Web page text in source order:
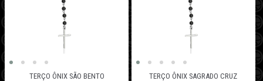
TERÇO ÔNIX SÃO BENTO
TERÇO ÔNIX SAGRADO CRUZ